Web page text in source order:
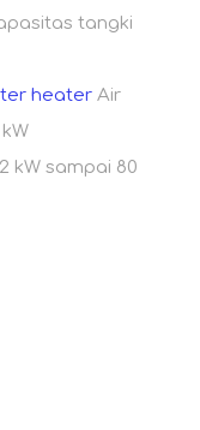
tangki
heater Air
kW sampai 80